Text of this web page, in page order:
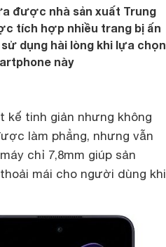
được nhà sản xuất Trung
tích hợp nhiều trang bị ấn
dụng hài lòng khi lựa chọn
này
kế tinh giản nhưng không
làm phẳng, nhưng vẫn
chỉ 7,8mm giúp sản
mái cho người dùng khi